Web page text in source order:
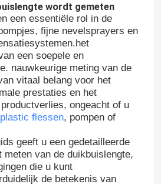
wordt gemeten
een essentiële rol in de
fijne nevelsprayers en
een soepele en
nauwkeurige meting van de
vitaal belang voor het
prestaties en het
ongeacht of u
plastic flessen, pompen of
geeft u een gedetailleerde
meten van de duikbuislengte,
die u kunt
de betekenis van